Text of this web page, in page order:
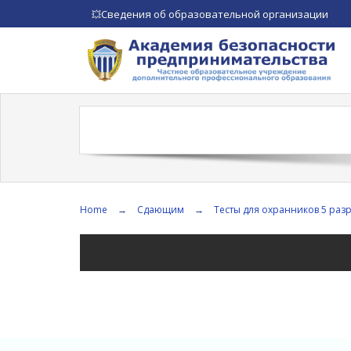
💥Сведения об образовательной организации
Home → Сдающим → Тесты для охранников 5